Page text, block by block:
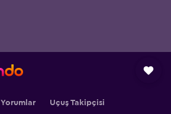
Yorumlar Uçuş Takipçisi